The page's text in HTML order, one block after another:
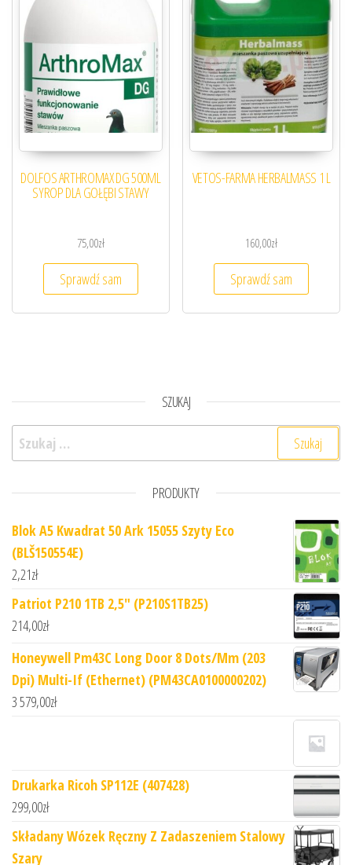
DOLFOS ARTHROMAX DG 500ML
SYROP DLA GOŁĘBI STAWY
75,00zł
Sprawdź sam
VETOS-FARMA HERBALMASS 1 L
160,00zł
Sprawdź sam
SZUKAJ
Szukaj:
PRODUKTY
Blok A5 Kwadrat 50 Ark 15055 Szyty Eco
(BLŠ150554E)
2,21zł
Patriot P210 1TB 2,5" (P210S1TB25)
214,00zł
Honeywell Pm43C Long Door 8 Dots/Mm (203
Dpi) Multi-If (Ethernet) (PM43CA0100000202)
3 579,00zł
Drukarka Ricoh SP112E (407428)
299,00zł
Składany Wózek Ręczny Z Zadaszeniem Stalowy
Szary